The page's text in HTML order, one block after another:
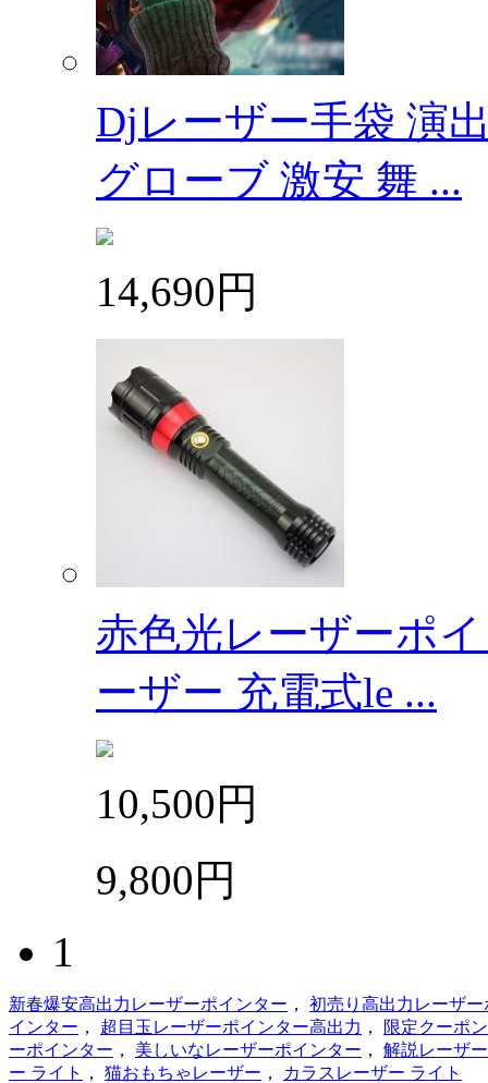
Djレーザー手袋 演
グローブ 激安 舞 ...
14,690円
赤色光レーザーポ
ーザー 充電式le ...
10,500円
9,800円
1
新春爆安高出力レーザーポインター ， 初売り高出力レーザ
インター ， 超目玉レーザーポインター高出力 ，
限定クーポ
ーポインター ， 美しいなレーザーポインター ， 解説レーザ
ー ライト
， 猫おもちゃレーザー ， カラスレーザー ライト